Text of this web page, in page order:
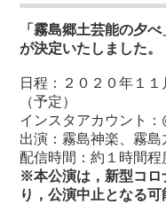
「霧島郷土芸能の夕
が決定いたしました。
日程：２０２０年１
（予定）
インスタアカウント
出演：霧島神楽、霧
配信時間：約１時間程
※本公演は，新型コロ
り，公演中止となる可